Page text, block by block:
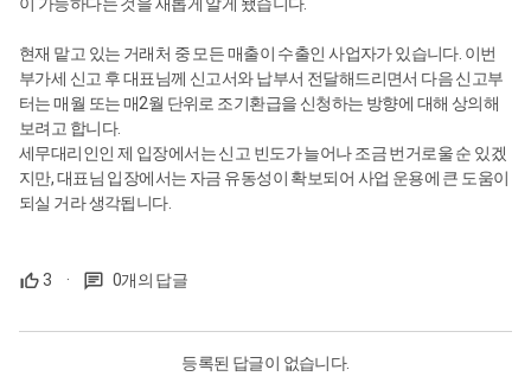
현재 맡고 있는 거래처 중 모든 매출이 수출인 사업자가 있습니다. 이번
부가세 신고 후 대표님께 신고서와 납부서 전달해드리면서 다음 신고부
터는 매월 또는 매2월 단위로 조기환급을 신청하는 방향에 대해 상의해
보려고 합니다.
세무대리인인 제 입장에서는 신고 빈도가 늘어나 조금 번거로울 순 있겠
지만, 대표님 입장에서는 자금 유동성이 확보되어 사업 운용에 큰 도움이
되실 거라 생각됩니다.
3 · 0개의 답글
등록된 답글이 없습니다.